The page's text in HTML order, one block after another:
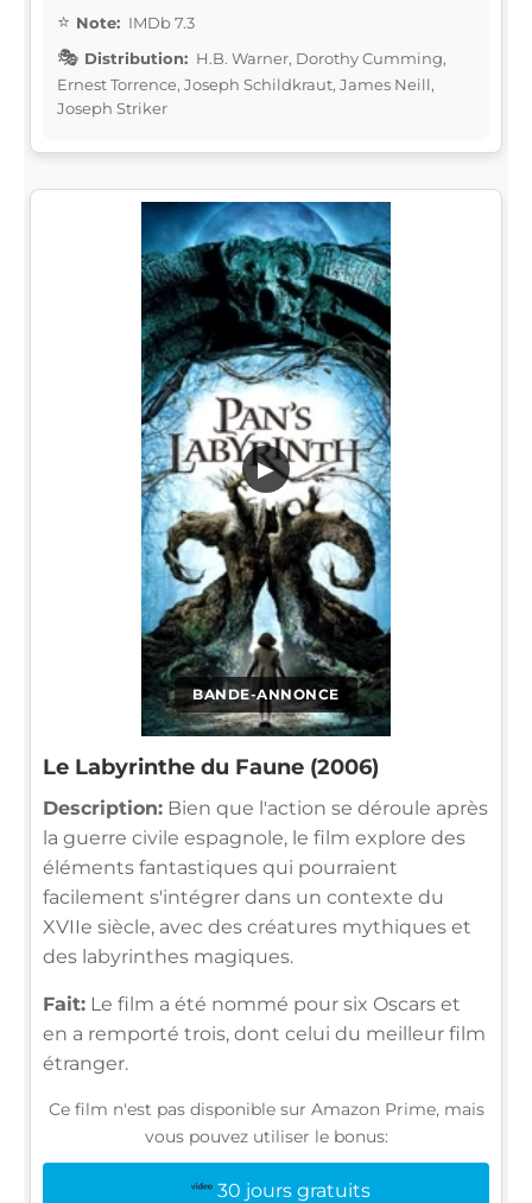
Note: IMDb 7.3
Distribution: H.B. Warner, Dorothy Cumming,
Ernest Torrence, Joseph Schildkraut, James Neill,
Joseph Striker
BANDE-ANNONCE
▶
Le Labyrinthe du Faune (2006)
Description: Bien que l'action se déroule après
la guerre civile espagnole, le film explore des
éléments fantastiques qui pourraient
facilement s'intégrer dans un contexte du
XVIIe siècle, avec des créatures mythiques et
des labyrinthes magiques.
Fait: Le film a été nommé pour six Oscars et
en a remporté trois, dont celui du meilleur film
étranger.
Ce film n'est pas disponible sur Amazon Prime, mais
vous pouvez utiliser le bonus:
30 jours gratuits